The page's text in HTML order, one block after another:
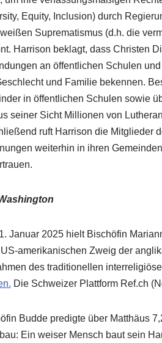
Equity, Inclusion) durch
Suprematismus (d.h. die
Harrison beklagt, dass Christen
an öffentlichen Schulen
und Familie bekennen.
in öffentlichen Schulen sowie
seiner Sicht Millionen von
ruft Harrison die Mitglieder
weiterhin in ihren
Januar 2025 hielt Bischöfin
amerikanischen Zweig der
des traditionellen
Die Schweizer Plattform Ref.ch
Budde predigte über Matthäus
Ein weiser Mensch baut sein